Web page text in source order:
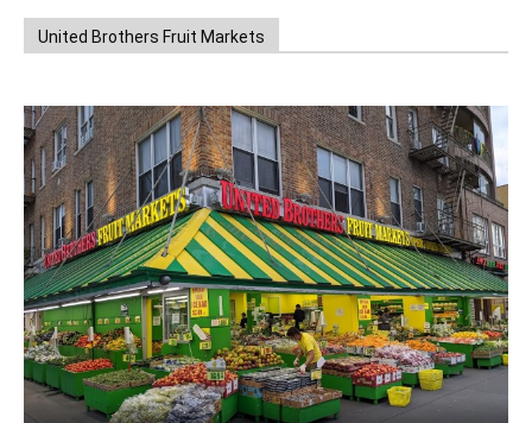
United Brothers Fruit Markets